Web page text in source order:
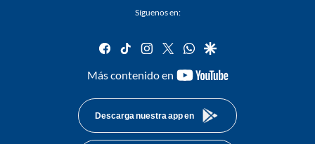
Síguenos en:
facebook
tiktok instagram
twitterwhatsapp
google
Más contenido en
youtube-
Descarga nuestra app en